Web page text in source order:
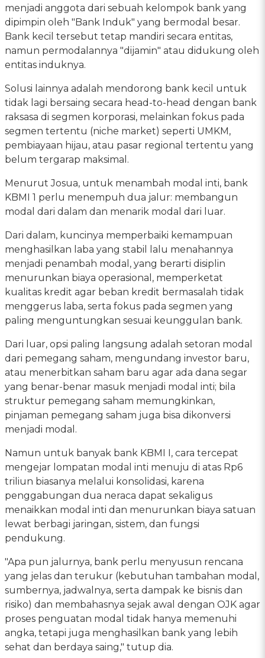
menjadi anggota dari sebuah kelompok bank yang
dipimpin oleh "Bank Induk" yang bermodal besar.
Bank kecil tersebut tetap mandiri secara entitas,
namun permodalannya "dijamin" atau didukung oleh
entitas induknya.
Solusi lainnya adalah mendorong bank kecil untuk
tidak lagi bersaing secara head-to-head dengan bank
raksasa di segmen korporasi, melainkan fokus pada
segmen tertentu (niche market) seperti UMKM,
pembiayaan hijau, atau pasar regional tertentu yang
belum tergarap maksimal.
Menurut Josua, untuk menambah modal inti, bank
KBMI 1 perlu menempuh dua jalur: membangun
modal dari dalam dan menarik modal dari luar.
Dari dalam, kuncinya memperbaiki kemampuan
menghasilkan laba yang stabil lalu menahannya
menjadi penambah modal, yang berarti disiplin
menurunkan biaya operasional, memperketat
kualitas kredit agar beban kredit bermasalah tidak
menggerus laba, serta fokus pada segmen yang
paling menguntungkan sesuai keunggulan bank.
Dari luar, opsi paling langsung adalah setoran modal
dari pemegang saham, mengundang investor baru,
atau menerbitkan saham baru agar ada dana segar
yang benar-benar masuk menjadi modal inti; bila
struktur pemegang saham memungkinkan,
pinjaman pemegang saham juga bisa dikonversi
menjadi modal.
Namun untuk banyak bank KBMI I, cara tercepat
mengejar lompatan modal inti menuju di atas Rp6
triliun biasanya melalui konsolidasi, karena
penggabungan dua neraca dapat sekaligus
menaikkan modal inti dan menurunkan biaya satuan
lewat berbagi jaringan, sistem, dan fungsi
pendukung.
"Apa pun jalurnya, bank perlu menyusun rencana
yang jelas dan terukur (kebutuhan tambahan modal,
sumbernya, jadwalnya, serta dampak ke bisnis dan
risiko) dan membahasnya sejak awal dengan OJK agar
proses penguatan modal tidak hanya memenuhi
angka, tetapi juga menghasilkan bank yang lebih
sehat dan berdaya saing," tutup dia.